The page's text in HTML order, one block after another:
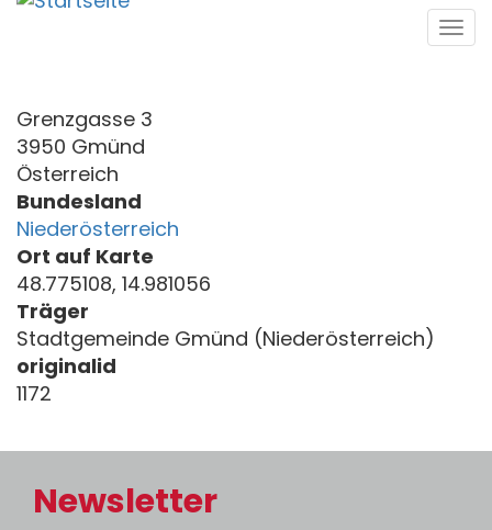
Direkt
Grenzgasse 3
3950 Gmünd
Österreich
Bundesland
Niederösterreich
Ort auf Karte
48.775108, 14.981056
Träger
Stadtgemeinde Gmünd (Niederösterreich)
originalid
1172
Newsletter